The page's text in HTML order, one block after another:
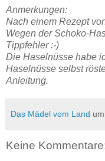
Anmerkungen:
Nach einem Rezept
Wegen der Schoko-
Tippfehler :-)
Die Haselnüsse habe
Haselnüsse selbst
Anleitung.
Das Mädel vom Land um
Keine